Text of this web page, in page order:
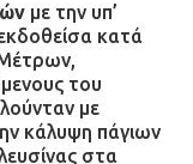
με την υπ’
κατά
του
με
κάλυψη πάγιων
στα